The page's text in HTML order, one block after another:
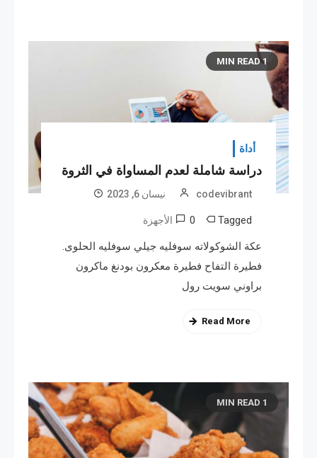
1 MIN READ
أداة
دراسة شاملة لعدم المساواة في الثروة
نیسان 6, 2023 codevibrant
0 Tagged الأجهزة
عكة الشوكولاته سوفليه جيلي سوفليه الحلوى.
فطيرة التفاح فطيرة معكرون بودنغ ماكرون
براوني سويت رول
Read More
1 MIN READ